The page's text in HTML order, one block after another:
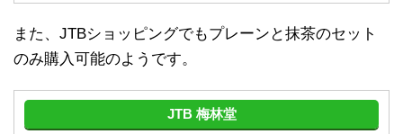
また、JTBショッピングでもプレーンと抹茶のセット
のみ購入可能のようです。
JTB 梅林堂